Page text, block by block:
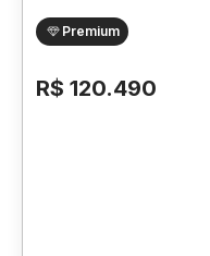
Premium
R$ 120.490